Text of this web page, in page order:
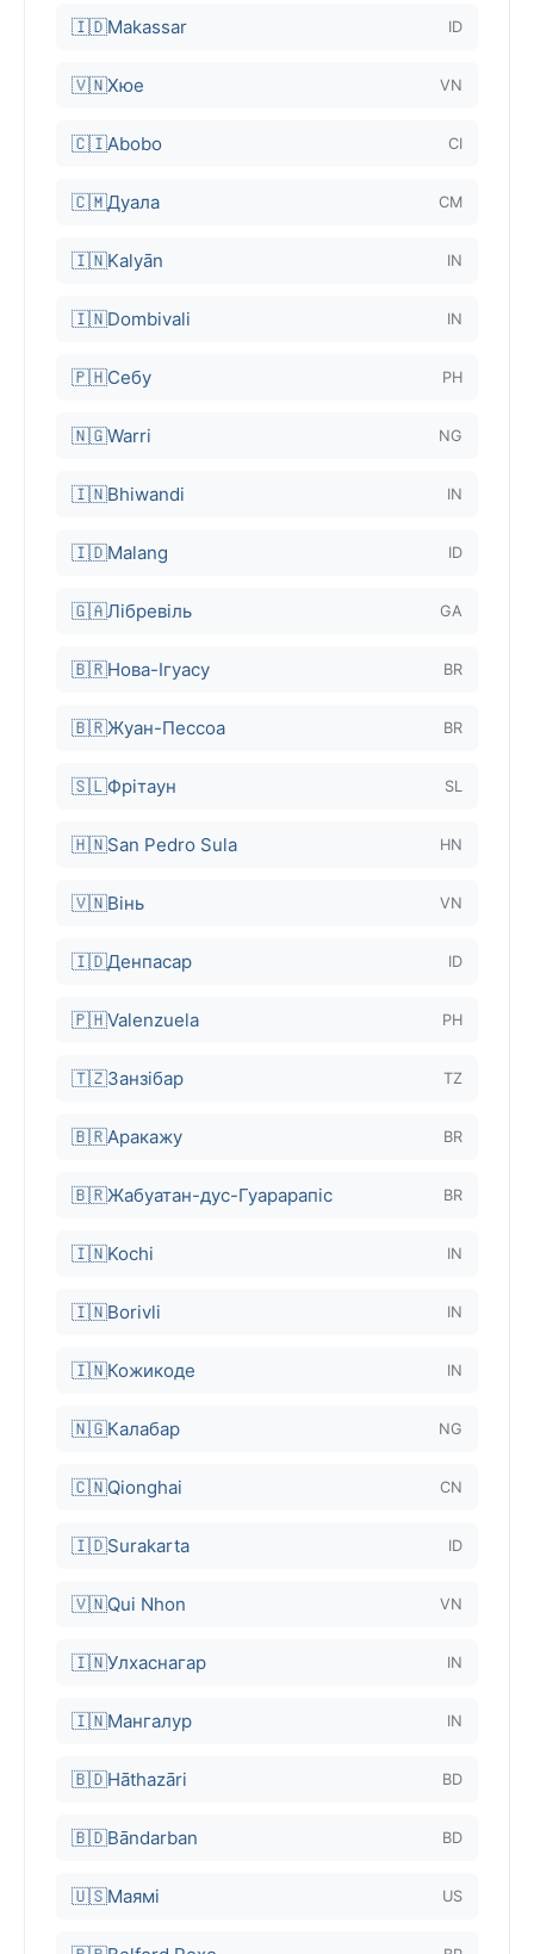
🇮🇩Makassar ID
🇻🇳Хюе VN
🇨🇮Abobo CI
🇨🇲Дуала CM
🇮🇳Kalyān IN
🇮🇳Dombivali IN
🇵🇭Себу PH
🇳🇬Warri NG
🇮🇳Bhiwandi IN
🇮🇩Malang ID
🇬🇦Лібревіль GA
🇧🇷Нова-Ігуасу BR
🇧🇷Жуан-Пессоа BR
🇸🇱Фрітаун SL
🇭🇳San Pedro Sula HN
🇻🇳Вінь VN
🇮🇩Денпасар ID
🇵🇭Valenzuela PH
🇹🇿Занзібар TZ
🇧🇷Аракажу BR
🇧🇷Жабуатан-дус-Гуарарапіс BR
🇮🇳Kochi IN
🇮🇳Borivli IN
🇮🇳Кожикоде IN
🇳🇬Калабар NG
🇨🇳Qionghai CN
🇮🇩Surakarta ID
🇻🇳Qui Nhon VN
🇮🇳Улхаснагар IN
🇮🇳Мангалур IN
🇧🇩Hāthazāri BD
🇧🇩Bāndarban BD
🇺🇸Маямі US